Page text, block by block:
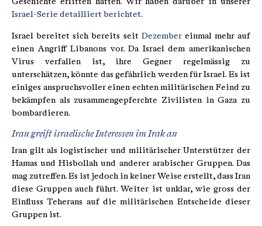
Israel-Serie detailliert berichtet.
Israel bereitet sich bereits seit Dezembereinmal mehr auf
einen Angriff Libanons vor. Da Israel dem amerikanischen
Virus verfallen ist, ihre Gegner regelmässig zu
unterschätzen, könnte das gefährlich werden für Israel. Es ist
einiges anspruchsvoller einen echten militärischen Feind zu
bekämpfen als zusammengepferchte Zivilisten in Gaza zu
bombardieren.
Iran greift israelische Interessen im Irak an
Iran gilt als logistischer und militärischer Unterstützer der
Hamas und Hisbollah und anderer arabischer Gruppen. Das
mag zutreffen. Es ist jedoch in keiner Weise erstellt, dass Iran
diese Gruppen auch führt. Weiter ist unklar, wie gross der
Einfluss Teherans auf die militärischen Entscheide dieser
Gruppen ist.